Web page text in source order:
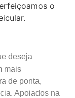
o
deseja
mais
de ponta,
Apoiados na